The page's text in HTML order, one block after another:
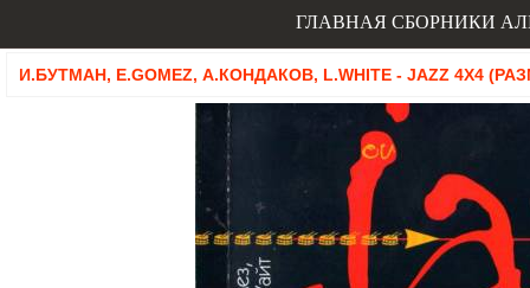
ГЛАВНАЯ СБОРНИКИ
И.БУТМАН, E.GOMEZ, А.КОНДАКОВ, L.WHITE - JAZZ 4X4